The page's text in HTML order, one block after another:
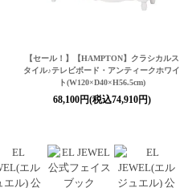
【セール！】【HAMPTON】クラシカルス
タイル♪テレビボード・アンティークホワイ
ト(W120×D40×H56.5cm)
68,100円(税込74,910円)